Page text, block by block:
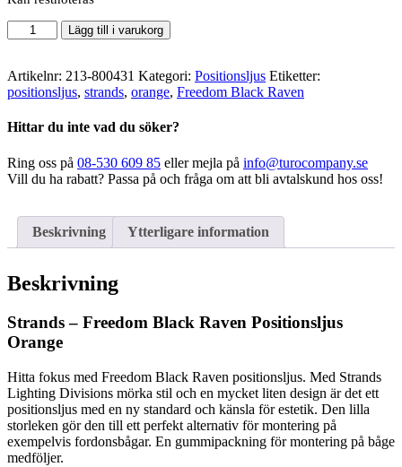
Strands
-
Black
Raven
Orange
Lägg till i varukorg
Artikelnr: 213-800431 Kategori: Positionsljus Etiketter:
positionsljus, strands, orange, Freedom Black Raven
Hittar du inte vad du söker?
Ring oss på 08-530 609 85 eller mejla på info@turocompany.se
Vill du ha rabatt? Passa på och fråga om att bli avtalskund hos oss!
Beskrivning Ytterligare information
Beskrivning
Strands – Freedom Black Raven Positionsljus
Orange
Hitta fokus med Freedom Black Raven positionsljus. Med Strands
Lighting Divisions mörka stil och en mycket liten design är det ett
positionsljus med en ny standard och känsla för estetik. Den lilla
storleken gör den till ett perfekt alternativ för montering på
exempelvis fordonsbågar. En gummipackning för montering på båge
medföljer.